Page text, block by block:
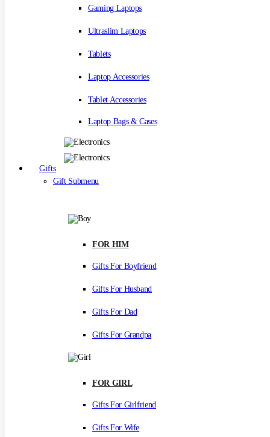
Gaming Laptops
Ultraslim Laptops
Tablets
Laptop Accessories
Tablet Accessories
Laptop Bags & Cases
Gifts
Gift Submenu
FOR HIM
Gifts For Boyfriend
Gifts For Husband
Gifts For Dad
Gifts For Grandpa
FOR GIRL
Gifts For Girlfriend
Gifts For Wife